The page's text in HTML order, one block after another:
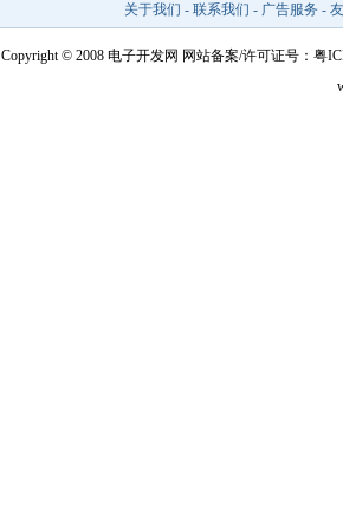
关于我们 - 联系我们 - 广告服务 -
Copyright © 2008 电子开发网 网站备案/许可证号：粤